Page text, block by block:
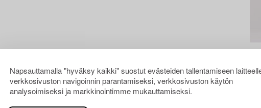
Napsauttamalla "hyväksy kaikki" suostut evästeiden tallentamiseen
verkkosivuston navigoinnin parantamiseksi, verkkosivuston käytön
analysoimiseksi ja markkinointimme mukauttamiseksi.